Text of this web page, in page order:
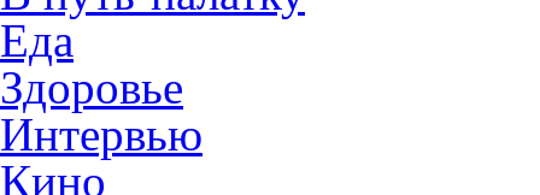
Еда
Здоровье
Интервью
Кино